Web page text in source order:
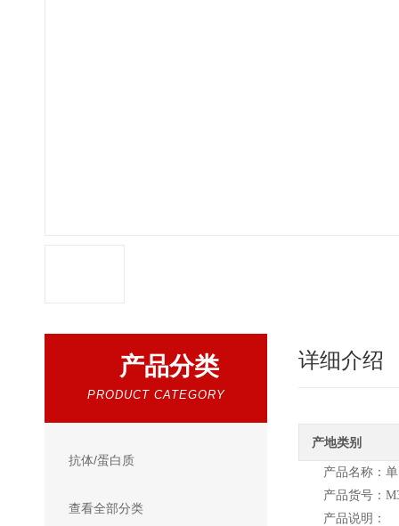
产品分类
PRODUCT CATEGORY
抗体/蛋白质
查看全部分类
详细介绍
产地类别
产品名称：
产品货号：
产品说明：